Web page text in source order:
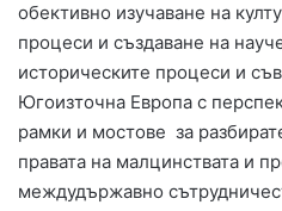
обективно изучаване на
процеси и създаване на
историческите процеси и
Югоизточна Европа с
рамки и мостове за
правата на малцинствата и
междудържавно